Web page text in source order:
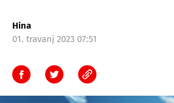
Hina
01. travanj 2023 07:51